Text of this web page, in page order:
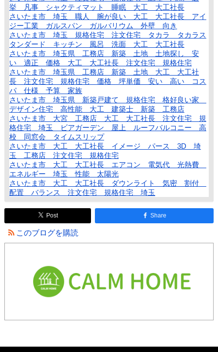
挙 凡事 シャクティマット 睡眠 大工 大工社長
さいたま市 埼玉 職人 腕が良い 大工 大工社長 アイ
ジー工業 ガルスパン ガルバリウム 外壁 向き
さいたま市 埼玉 規格住宅 注文住宅 タカラ タカラス
タンダード キッチン 風呂 洗面 大工 大工社長
さいたま市 埼玉県 工務店 新築 土地 土地探し 安
い 適正 価格 大工 大工社長 注文住宅 規格住宅
さいたま市 埼玉県 工務店 新築 土地 大工 大工社
長 注文住宅 規格住宅 価格 坪単価 安い 高い コス
パ 仕様 予算 家族
さいたま市 埼玉県 新築戸建て 規格住宅 格好良い家
デザイン住宅 高性能 大工 建築士 新築 工務店
さいたま市 大宮 工務店 大工 大工社長 注文住宅 規
格住宅 埼玉 ビアガーデン 屋上 ルーフバルコニー 高
校 同窓会 タイムスリップ
さいたま市 大工 大工社長 イメージ パース 3D 埼
玉 工務店 注文住宅 規格住宅
さいたま市 大工 大工社長 エアコン 電気代 光熱費
エネルギー 埼玉 性能 太陽光
さいたま市 大工 大工社長 ダウンライト 気密 割付
配置 バランス 注文住宅 規格住宅 埼玉
Post Share
このブログを購読